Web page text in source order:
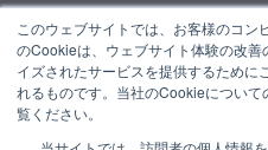
このウェブサイトでは、お客様のコ
のCookieは、ウェブサイト体験の改
イズされたサービスを提供するために
れるものです。当社のCookieについ
覧ください。
F
a
c
e
b
L
i
n
k
X
-
t
w